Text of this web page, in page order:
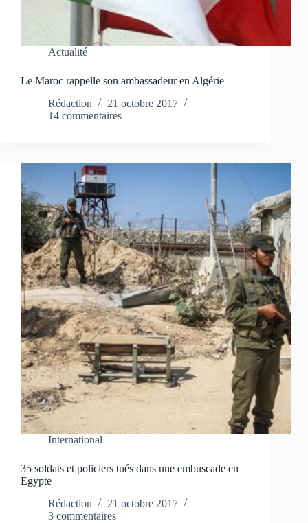
Actualité
Le Maroc rappelle son ambassadeur en Algérie
Rédaction
21 octobre 2017
14 commentaires
International
35 soldats et policiers tués dans une embuscade en
Egypte
Rédaction
21 octobre 2017
3 commentaires